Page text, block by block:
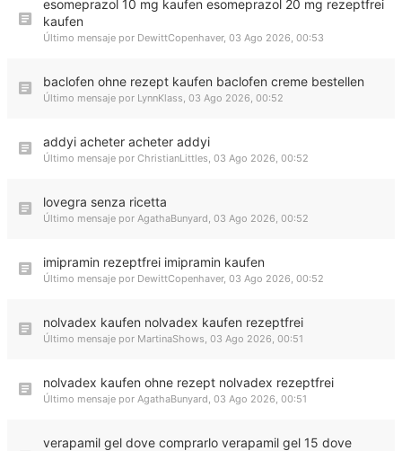
esomeprazol 10 mg kaufen esomeprazol 20 mg rezeptfrei
kaufen
Último mensaje por DewittCopenhaver, 03 Ago 2026, 00:53
baclofen ohne rezept kaufen baclofen creme bestellen
Último mensaje por LynnKlass, 03 Ago 2026, 00:52
addyi acheter acheter addyi
Último mensaje por ChristianLittles, 03 Ago 2026, 00:52
lovegra senza ricetta
Último mensaje por AgathaBunyard, 03 Ago 2026, 00:52
imipramin rezeptfrei imipramin kaufen
Último mensaje por DewittCopenhaver, 03 Ago 2026, 00:52
nolvadex kaufen nolvadex kaufen rezeptfrei
Último mensaje por MartinaShows, 03 Ago 2026, 00:51
nolvadex kaufen ohne rezept nolvadex rezeptfrei
Último mensaje por AgathaBunyard, 03 Ago 2026, 00:51
verapamil gel dove comprarlo verapamil gel 15 dove